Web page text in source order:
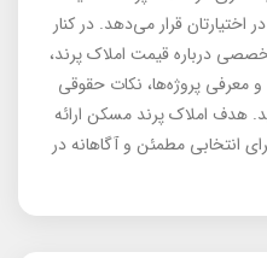
اختیارتان قرار می‌دهد. در کنار
درباره قیمت املاک پرند،
پروژه‌ها، نکات حقوقی
هدف املاک پرند مسکن ارائه
انتخابی مطمئن و آگاهانه در